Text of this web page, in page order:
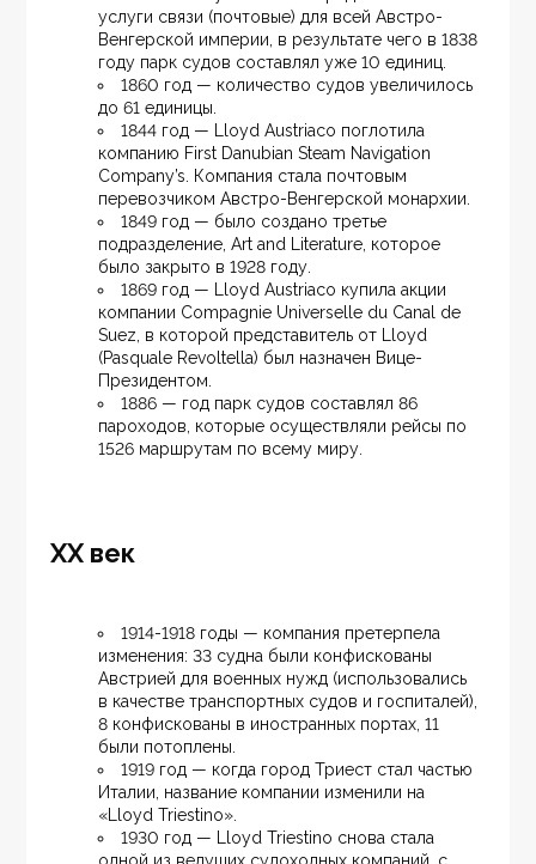
услуги связи (почтовые) для всей Австро-
Венгерской империи, в результате чего в 1838
году парк судов составлял уже 10 единиц.
1860 год — количество судов увеличилось
до 61 единицы.
1844 год — Lloyd Austriaco поглотила
компанию First Danubian Steam Navigation
Company’s. Компания стала почтовым
перевозчиком Австро-Венгерской монархии.
1849 год — было создано третье
подразделение, Art and Literature, которое
было закрыто в 1928 году.
1869 год — Lloyd Austriaco купила акции
компании Compagnie Universelle du Canal de
Suez, в которой представитель от Lloyd
(Pasquale Revoltella) был назначен Вице-
Президентом.
1886 — год парк судов составлял 86
пароходов, которые осуществляли рейсы по
1526 маршрутам по всему миру.
XX век
1914-1918 годы — компания претерпела
изменения: 33 судна были конфискованы
Австрией для военных нужд (использовались
в качестве транспортных судов и госпиталей),
8 конфискованы в иностранных портах, 11
были потоплены.
1919 год — когда город Триест стал частью
Италии, название компании изменили на
«Lloyd Triestino».
1930 год — Lloyd Triestino снова стала